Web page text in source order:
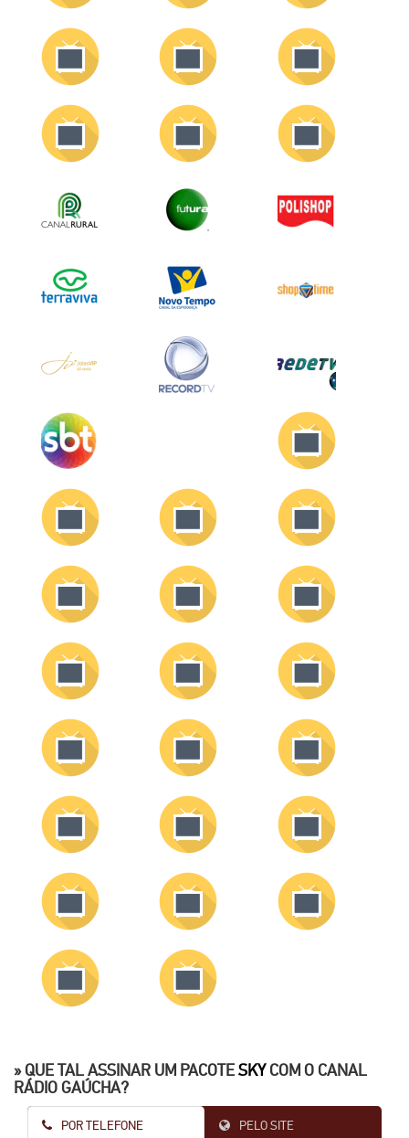
» QUE TAL ASSINAR UM PACOTE SKYCOM O CANAL
RÁDIO GAÚCHA?
POR TELEFONE PELO SITE